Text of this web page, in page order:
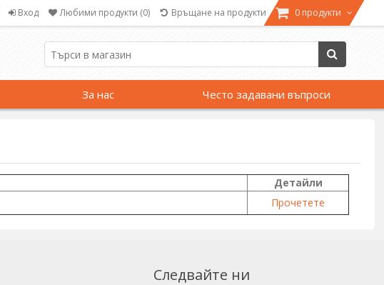
Вход Любими продукти (0) Връщане на продукти 0 продукти
За нас Често задавани въпроси
Детайли
Прочетете
Следвайте ни